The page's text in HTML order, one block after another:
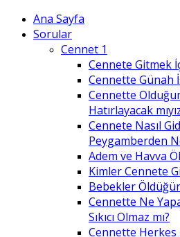
Ana Sayfa
Sorular
Cennet 1
Cennete Gitmek
Cennette Günah
Cennette
Hatırlayacak
Cennete Nasıl
Peygamberden
Adem ve Havva
Kimler Cennete
Bebekler
Cennette Ne
Sıkıcı Olmaz mı?
Cennette Herkes